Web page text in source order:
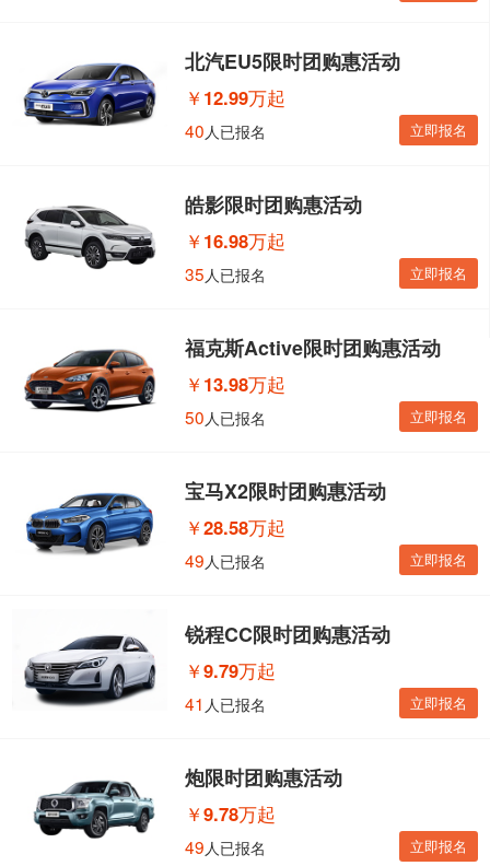
北汽EU5限时团购惠活动
￥ 12.99万起
40 人已报名 立即报名
皓影限时团购惠活动
￥ 16.98万起
35 人已报名 立即报名
福克斯Active限时团购惠活动
￥ 13.98万起
50 人已报名 立即报名
宝马X2限时团购惠活动
￥28.58万起
49 人已报名 立即报名
锐程CC限时团购惠活动
￥9.79万起
41 人已报名 立即报名
炮限时团购惠活动
￥9.78万起
49 人已报名 立即报名